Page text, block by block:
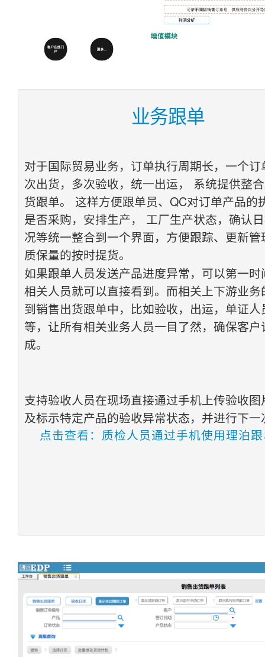
业务跟
对于国际贸易业务，订单执行周期长，一个
次出货，多次验收，统一出运， 系统提供整
货跟单。 这样方便跟单员、QC对订单产品的
是否采购，安排生产， 工厂生产状态，确认
况等统一整合到一个界面，方便跟踪、更新
质保量的按时提货。
如果跟单人员发送产品进度异常，可以第一
相关人员就可以直接看到。而相关上下游业
到销售出货跟单中，比如验收，出运，单证
等，让所有相关业务人员一目了然，确保客
成。
支持验收人员在现场直接通过手机上传验收
及标示特定产品的验收异常状态，并进行下
点击查看：质检人员通过手机使用理泊